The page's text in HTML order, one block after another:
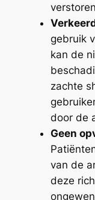
gebruik
kan de
zachte
door de
Geen
van de
deze